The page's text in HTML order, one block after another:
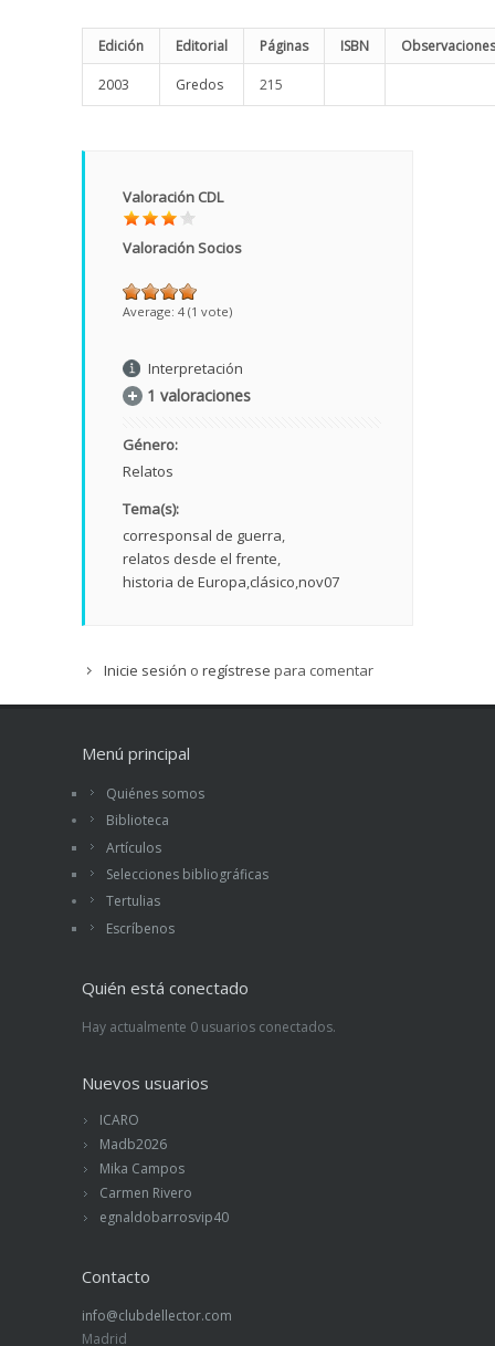
Edición Editorial Páginas ISBN Observaciones
2003 Gredos 215
Valoración CDL
Valoración Socios
Average: 4 (1 vote)
Interpretación
1 valoraciones
Género:
Relatos
Tema(s):
corresponsal de guerra
relatos desde el frente
historia de Europa clásico nov07
Inicie sesión o regístrese para comentar
Menú principal
Quiénes somos
Biblioteca
Artículos
Selecciones bibliográficas
Tertulias
Escríbenos
Quién está conectado
Hay actualmente 0 usuarios conectados.
Nuevos usuarios
ICARO
Madb2026
Mika Campos
Carmen Rivero
egnaldobarrosvip40
Contacto
info@clubdellector.com
Madrid